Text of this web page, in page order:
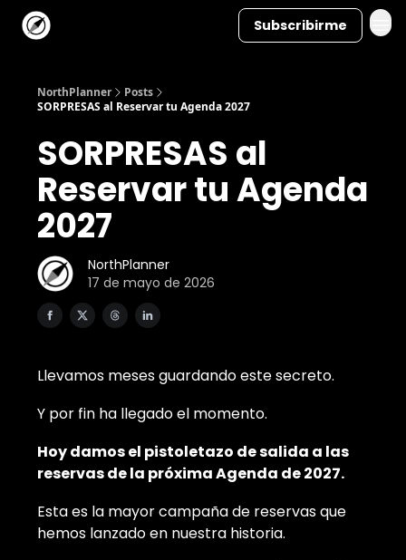
Subscribirme
NorthPlanner
Posts
SORPRESAS al Reservar tu Agenda 2027
SORPRESAS al
Reservar tu Agenda
2027
NorthPlanner
17 de mayo de 2026
Llevamos meses guardando este secreto.
Y por fin ha llegado el momento.
Hoy damos el pistoletazo de salida a las
reservas de la próxima Agenda de 2027.
Esta es la mayor campaña de reservas que
hemos lanzado en nuestra historia.